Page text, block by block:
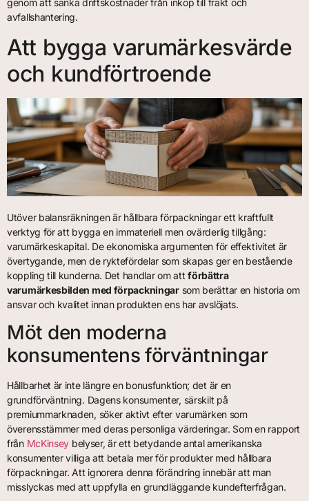
genom att sänka driftskostnader från inköp till frakt och
avfallshantering.
Att bygga varumärkesvärde
och kundförtroende
Utöver balansräkningen är hållbara förpackningar ett kraftfullt
verktyg för att bygga en immateriell men ovärderlig tillgång:
varumärkeskapital. De ekonomiska argumenten för effektivitet är
övertygande, men de ryktefördelar som skapas ger en bestående
koppling till kunderna. Det handlar om attförbättra
varumärkesbilden med förpackningarsom berättar en historia om
ansvar och kvalitet innan produkten ens har avslöjats.
Möt den moderna
konsumentens förväntningar
Hållbarhet är inte längre en bonusfunktion; det är en
grundförväntning. Dagens konsumenter, särskilt på
premiummarknaden, söker aktivt efter varumärken som
överensstämmer med deras personliga värderingar. Som en rapport
från McKinsey belyser, är ett betydande antal amerikanska
konsumenter villiga att betala mer för produkter med hållbara
förpackningar. Att ignorera denna förändring innebär att man
misslyckas med att uppfylla en grundläggande kundefterfrågan.